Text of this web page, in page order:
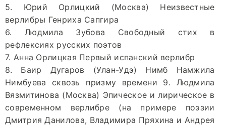
5. Юрий Орлицкий (Москва) Неизвестные
верлибры Генриха Сапгира
6. Людмила Зубова Свободный стих в
рефлексиях русских поэтов
7. Анна Орлицкая Первый испанский верлибр
8. Баир Дугаров (Улан-Удэ) Нимб Намжила
Нимбуева сквозь призму времени 9. Людмила
Вязмитинова (Москва) Эпическое и лирическое в
современном верлибре (на примере поэзии
Дмитрия Данилова, Владимира Пряхина и Андрея